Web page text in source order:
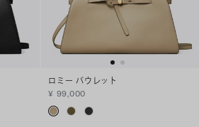
ロミー バウレット
¥ 99,000